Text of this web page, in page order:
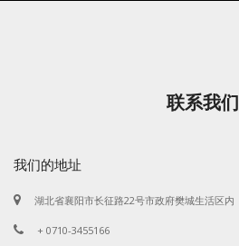
联系我们
我们的地址
湖北省襄阳市长征路22号市政府樊城生活区内
+ 0710-3455166